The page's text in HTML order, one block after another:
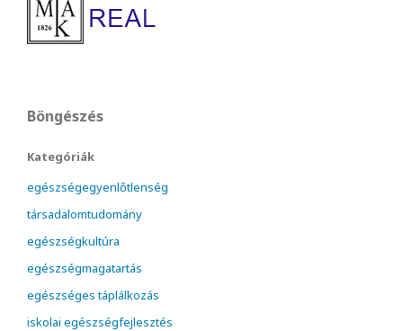
Böngészés
Kategóriák
egészségegyenlőtlenség
társadalomtudomány
egészségkultúra
egészségmagatartás
egészséges táplálkozás
iskolai egészségfejlesztés